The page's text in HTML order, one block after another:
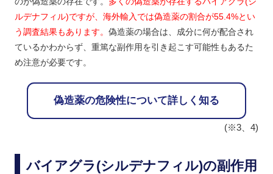
ルデナフィル)ですが、海外輸入では偽造薬の割合が55.4%とい
う調査結果もあります。 偽造薬の場合は、成分に何が配合され
ているかわからず、重篤な副作用を引き起こす可能性もあるた
め注意が必要です。
偽造薬の危険性について詳しく知る
(※3、4)
バイアグラ(シルデナフィル)の副作用